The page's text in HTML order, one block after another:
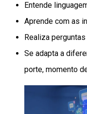
Entende
Aprende com as
Realiza
Se adapta a
porte, momento